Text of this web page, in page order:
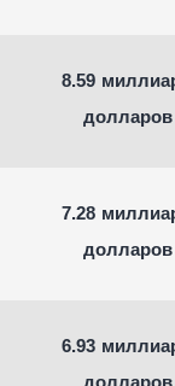
8.59
долларов
7.28
долларов
6.93